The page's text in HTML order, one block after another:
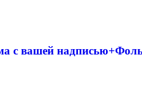
с вашей